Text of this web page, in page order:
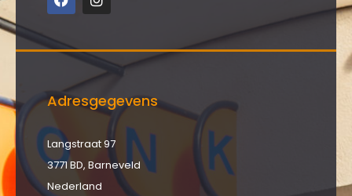
Adresgegevens
Langstraat 97
3771 BD, Barneveld
Nederland